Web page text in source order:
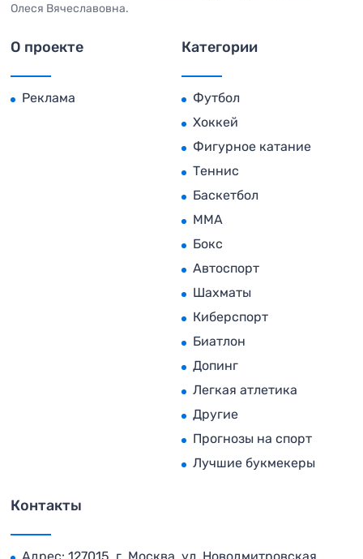
Олеся Вячеславовна.
О проекте
Реклама
Категории
Футбол
Хоккей
Фигурное катание
Теннис
Баскетбол
MMA
Бокс
Автоспорт
Шахматы
Киберспорт
Биатлон
Допинг
Легкая атлетика
Другие
Прогнозы на спорт
Лучшие букмекеры
Контакты